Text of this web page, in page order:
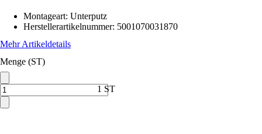
Montageart: Unterputz
Herstellerartikelnummer: 5001070031870
Mehr Artikeldetails
Menge (ST)
1 ST